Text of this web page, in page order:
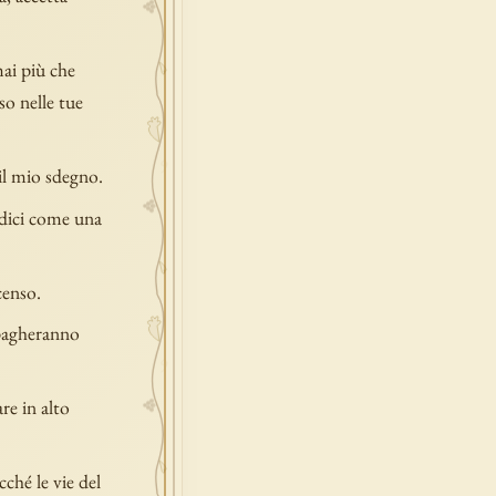
più che
nelle tue
mio sdegno.
come una
in alto
le vie del